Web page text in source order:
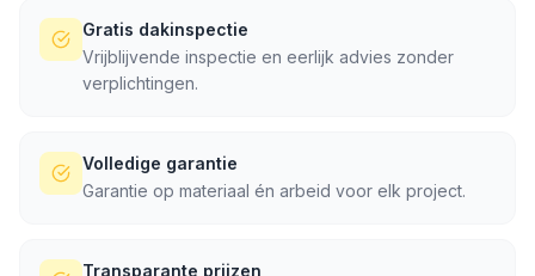
Gratis dakinspectie
Vrijblijvende inspectie en eerlijk advies zonder
verplichtingen.
Volledige garantie
Garantie op materiaal én arbeid voor elk project.
Transparante prijzen